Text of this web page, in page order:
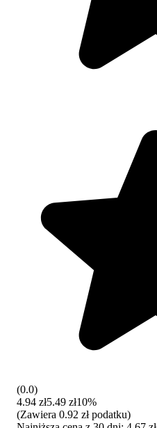
(0.0)
4.94 zł5.49 zł10%
(Zawiera 0.92 zł podatku)